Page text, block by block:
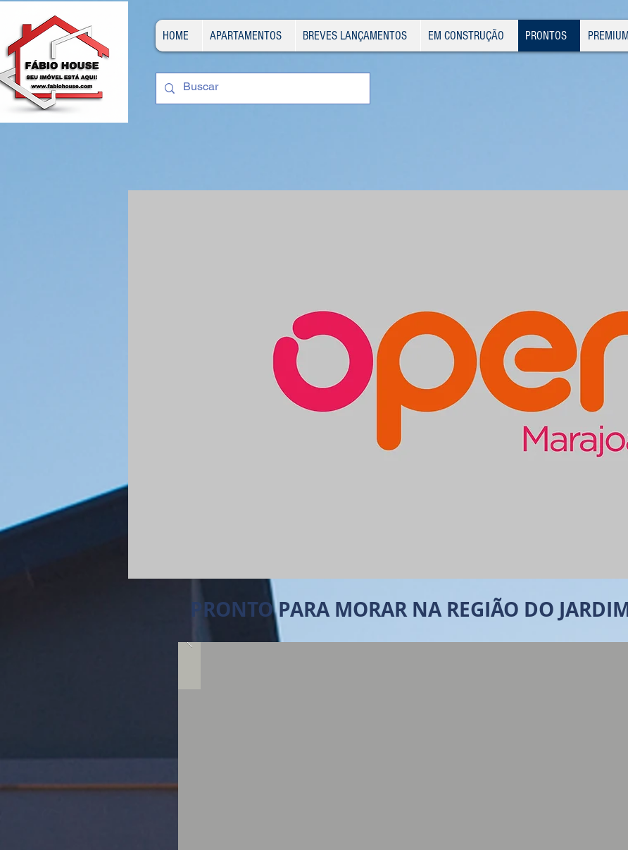
HOME APARTAMENTOS BREVES LANÇAMENTOS EM CONSTRUÇÃO PRONTOS PREMIUM
PRONTO PARA MORAR NA REGIÃO DO